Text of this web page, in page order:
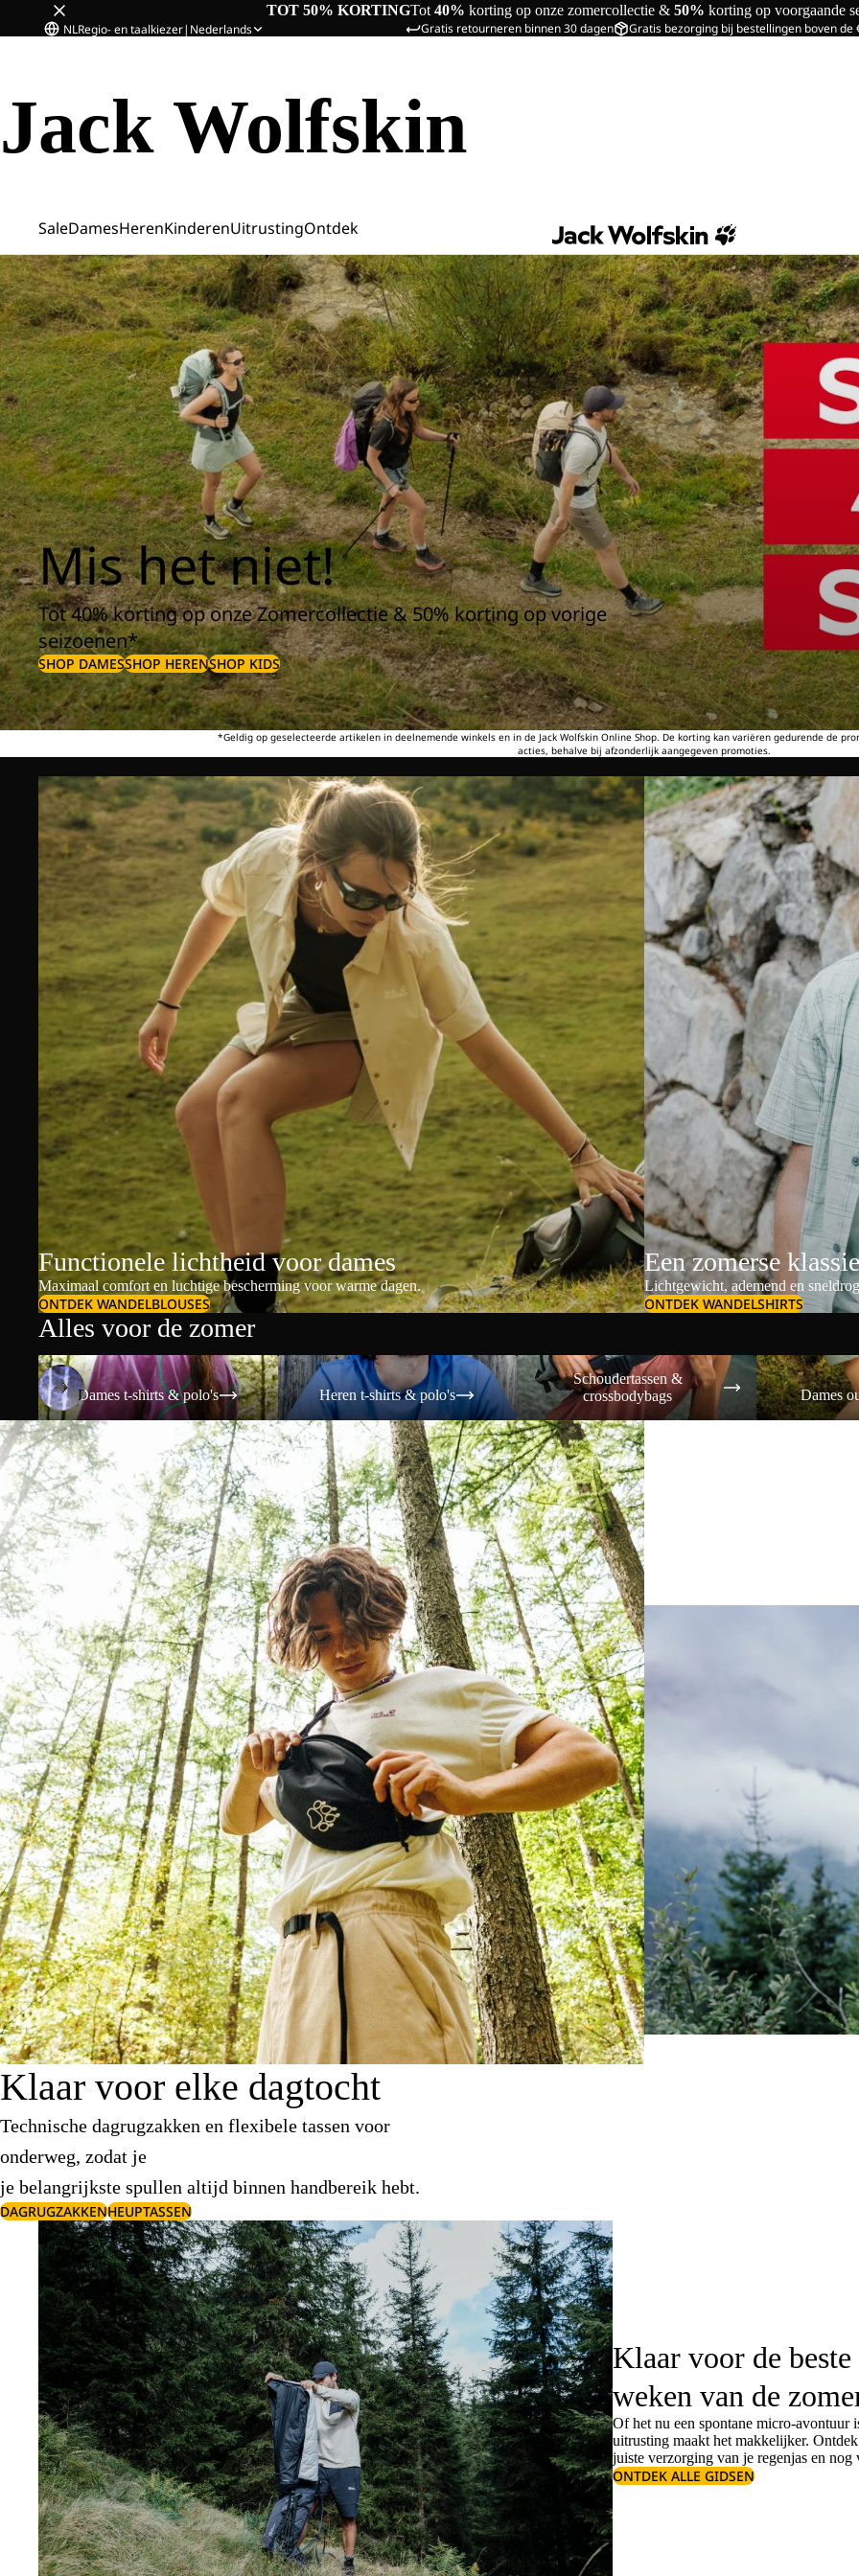
TOT 50% KORTINGTot 40% korting op onze zomercollectie & 50% korting op voorgaande
Gratis retourneren binnen 30 dagen Gratis bezorging bij bestellingen boven de
NLRegio- en taalkiezer| Nederlands
Jack Wolfskin
SaleDamesHerenKinderenUitrustingOntdek
Mis het niet!
Tot 40% korting op onze Zomercollectie & 50% korting op vorige
seizoenen*
SHOP DAMESSHOP HERENSHOP KIDS
*Geldig op geselecteerde artikelen in deelnemende winkels en in de Jack Wolfskin Online Shop. De korting kan variëren gedurende de
acties, behalve bij afzonderlijk aangegeven promoties.
Functionele lichtheid voor dames
Maximaal comfort en luchtige bescherming voor warme dagen.
ONTDEK WANDELBLOUSES
Een zomerse
Lichtgewicht, ademend en
ONTDEK WANDELSHIRTS
Alles voor de zomer
Dames t-shirts & polo's
Dames t-shirts & polo's
Heren t-shirts & polo's
Heren t-shirts & polo's
Schoudertassen & crossbodybags
Schoudertassen &
crossbodybags
Dames outdoor
Dames
Klaar voor elke dagtocht
Technische dagrugzakken en flexibele tassen voor
onderweg, zodat je
je belangrijkste spullen altijd binnen handbereik hebt.
DAGRUGZAKKENHEUPTASSEN
Klaar voor de beste
weken van de
Of het nu een spontane micro-avontuur
uitrusting maakt het makkelijker.
juiste verzorging van je regenjasen nog
ONTDEK ALLE GIDSEN